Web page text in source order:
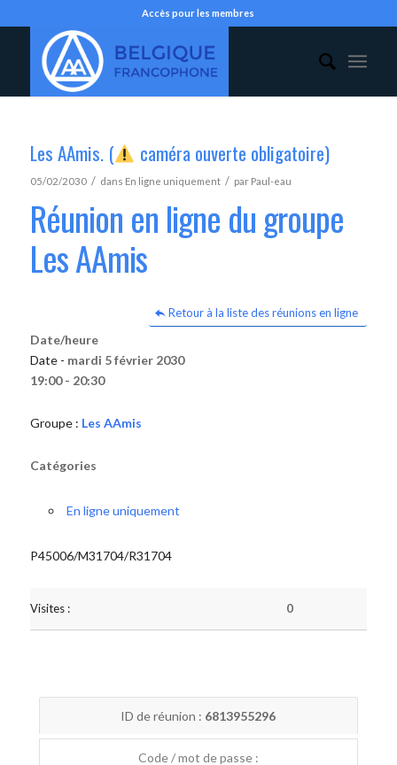
Accès pour les membres
Les AAmis. ( caméra ouverte obligatoire)
05/02/2030 / dans En ligne uniquement / par Paul-eau
Réunion en ligne du groupe
Les AAmis
Retour à la liste des réunions en ligne
Date/heure
Date - mardi 5 février 2030
19:00 - 20:30
Groupe : Les AAmis
Catégories
En ligne uniquement
P45006/M31704/R31704
Visites : 0
ID de réunion : 6813955296
Code / mot de passe :